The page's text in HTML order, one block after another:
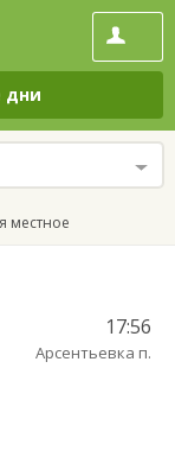
дни
местное
17:56
Арсентьевка п.